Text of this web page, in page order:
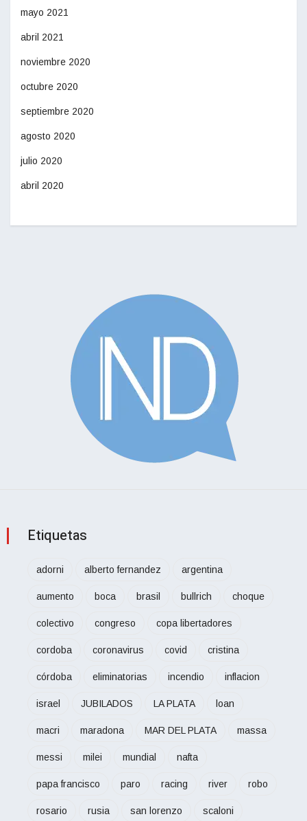
mayo 2021
abril 2021
noviembre 2020
octubre 2020
septiembre 2020
agosto 2020
julio 2020
abril 2020
Etiquetas
adorni alberto fernandez argentina
aumento boca brasil bullrich choque
colectivo congreso copa libertadores
cordoba coronavirus covid cristina
córdoba eliminatorias incendio inflacion
israel JUBILADOS LA PLATA loan
macri maradona MAR DEL PLATA massa
messi milei mundial nafta
papa francisco paro racing river robo
rosario rusia san lorenzo scaloni